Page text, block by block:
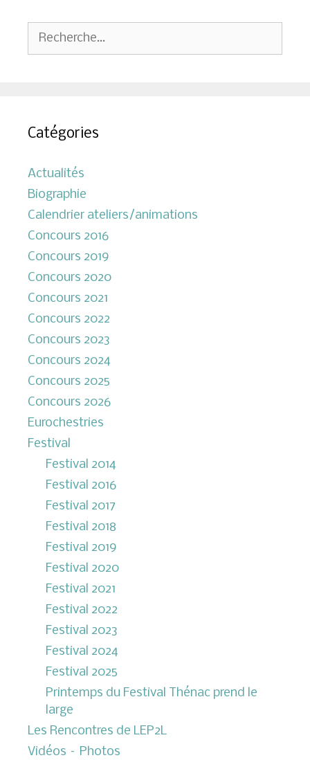
Rechercher :
Catégories
Actualités
Biographie
Calendrier ateliers/animations
Concours 2016
Concours 2019
Concours 2020
Concours 2021
Concours 2022
Concours 2023
Concours 2024
Concours 2025
Concours 2026
Eurochestries
Festival
Festival 2014
Festival 2016
Festival 2017
Festival 2018
Festival 2019
Festival 2020
Festival 2021
Festival 2022
Festival 2023
Festival 2024
Festival 2025
Printemps du Festival Thénac prend le
large
Les Rencontres de LEP2L
Vidéos – Photos